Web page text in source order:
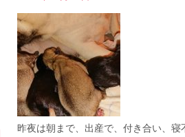
昨夜は朝まで、出産で、付き合い、